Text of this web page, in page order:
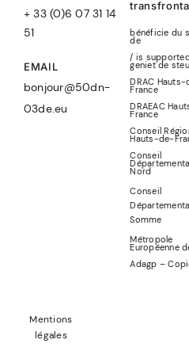
+ 33 (0)6 07 31 14
51
EMAIL
bonjour@50dn-
03de.eu
bénéficie du
de
/ is
geniet de
DRAC Hauts-
France
DRAEAC
France
Conseil
Hauts-de-
Conseil
Nord
Conseil
Somme
Métropole
Européenne
Adagp –
Mentions
légales